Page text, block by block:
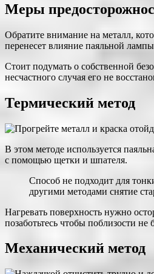
Меры
Обратите внимание на металл,
перенесет влияние паяльной
Стоит подумать о собственной
несчастного случая его не
Термический метод
В этом методе используется
с помощью щетки и шпателя.
Способ не подходит для
другими методами снятие
Нагревать поверхность нужно
позаботьтесь чтобы поблизости
Механический метод